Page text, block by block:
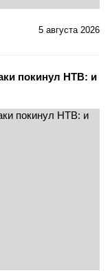
5 августа 2026
покинул НТВ: и